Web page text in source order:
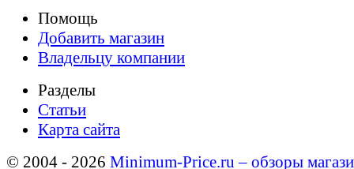
Помощь
Добавить магазин
Владельцу компании
Разделы
Статьи
Карта сайта
© 2004 - 2026 Minimum-Price.ru – обзоры